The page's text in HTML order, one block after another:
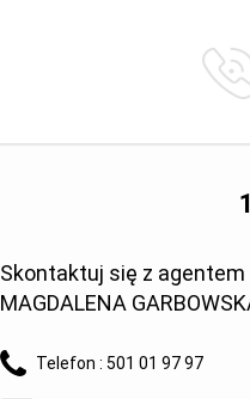
Skontaktuj się z agentem
MAGDALENA
Telefon : 501 01 97 97